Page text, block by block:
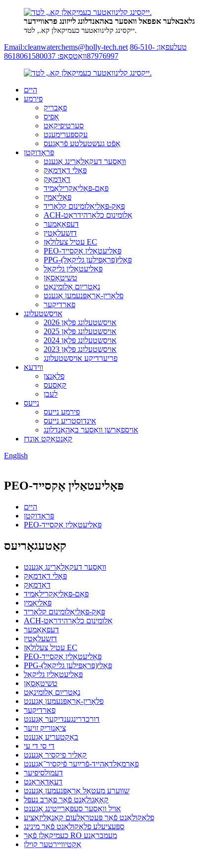
גלאבאלער אפפאל וואסער באהאנדלונג לייזונג פראוויידער
ייקסינג קלינוואטער כעמיקאלן קא., לטד.
Email:cleanwaterchems@holly-tech.net טעלעפאָן: 86-510-
87976997וואַטסאַפּ: 8618061580037
היים
פירמע
פאַבריק
אָפיס
סערטיפיקאַט
עקספּערימענט
אָפֿט געשטעלטע פֿראַגעס
פּראָדוקטן
וואַסער דעקאָלאָרינג אַגענט
פּאָלי דאַדמאַק
דאַדמאַק
פּאַם-פּאָליאַקרילאַמיד
פּאָליאַמין
פּאַק-פּאָליאַלומינום קלאָריד
ACH-אַלומינום כלאָרהידראַט
דעפאָאַמער
דזשעלאַטין
עטיל צעלולאָז EC
PEO-פּאָליעטאַלין אָקסייד
PPG-פּאָלי(פּראָפּילען גליקאָל)
פּאָליעטאַלין גליקאָל
טשיטאָסאַן
נאַטריום אַלומינאַט
פלאָרין-אַראָפּנעמען אַגענט
פארדיקער
אויסשטעלונג
2026 אויסשטעלונג פּלאַן
2025 אויסשטעלונג פּלאַן
2024 אויסשטעלונג פּלאַן
2023 אויסשטעלונג פּלאַן
פריערדיקע אויסשטעלונג
ווידעא
פלאַנצן
קאַסעס
לעבן
נייעס
פירמע נייעס
אינדוסטריע נייעס
אויספאָרשן וואַסער באַהאַנדלונג
קאָנטאַקט אונדז
English
PEO-פּאָליעטאַלין אָקסייד
היים
פּראָדוקטן
PEO-פּאָליעטאַלין אָקסייד
קאַטעגאָריעס
וואַסער דעקאָלאָרינג אַגענט
פּאָלי דאַדמאַק
דאַדמאַק
פּאַם-פּאָליאַקרילאַמיד
פּאָליאַמין
פּאַק-פּאָליאַלומינום קלאָריד
ACH-אַלומינום כלאָרהידראַט
דעפאָאַמער
דזשעלאַטין
עטיל צעלולאָז EC
PEO-פּאָליעטאַלין אָקסייד
PPG-פּאָלי(פּראָפּילען גליקאָל)
פּאָליעטאַלין גליקאָל
טשיטאָסאַן
נאַטריום אַלומינאַט
פלאָרין-אַראָפּנעמען אַגענט
פארדיקער
דורכדרינגענדיקער אַגענט
ציאַנוריק זויער
באַקטעריע אַגענט
די סי די עי
קאָליר פיקסיר אַגענט
פאָרמאַלדאַהייד-פֿרײַער פֿיקסיר־אַגענט
דעמולסיפיער
דעאָדאָראַנט
שווערע מעטאַל אַראָפּנעמען אַגענט
קאָאַגולאַנט פֿאַר פאַרב נעפּל
אויל וואַסער סעפּאַרייטינג אַגענט
פלאָקולאַנט פֿאַר פּעטראָלעום קאַנאַליזאַציע
ספּעציעלע פלאָקולאַנט פֿאַר מינינג
כעמיקאַלן פֿאַר RO מעמבראַנע
אַקטיוויירטער קוילן